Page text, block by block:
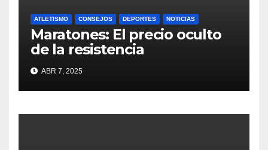
ATLETISMO CONSEJOS DEPORTES NOTICIAS
Maratones: El precio oculto
de la resistencia
ABR 7, 2025